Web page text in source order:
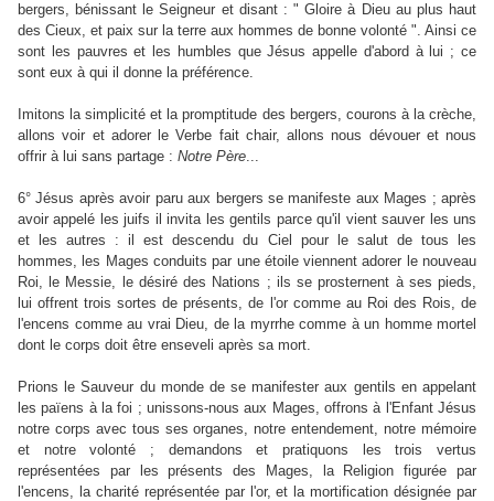
bergers, bénissant le Seigneur et disant : " Gloire à Dieu au plus haut
des Cieux, et paix sur la terre aux hommes de bonne volonté ". Ainsi ce
sont les pauvres et les humbles que Jésus appelle d'abord à lui ; ce
sont eux à qui il donne la préférence.
Imitons la simplicité et la promptitude des bergers, courons à la crèche,
allons voir et adorer le Verbe fait chair, allons nous dévouer et nous
offrir à lui sans partage : Notre Père...
6° Jésus après avoir paru aux bergers se manifeste aux Mages ; après
avoir appelé les juifs il invita les gentils parce qu'il vient sauver les uns
et les autres : il est descendu du Ciel pour le salut de tous les
hommes, les Mages conduits par une étoile viennent adorer le nouveau
Roi, le Messie, le désiré des Nations ; ils se prosternent à ses pieds,
lui offrent trois sortes de présents, de l'or comme au Roi des Rois, de
l'encens comme au vrai Dieu, de la myrrhe comme à un homme mortel
dont le corps doit être enseveli après sa mort.
Prions le Sauveur du monde de se manifester aux gentils en appelant
les païens à la foi ; unissons-nous aux Mages, offrons à l'Enfant Jésus
notre corps avec tous ses organes, notre entendement, notre mémoire
et notre volonté ; demandons et pratiquons les trois vertus
représentées par les présents des Mages, la Religion figurée par
l'encens, la charité représentée par l'or, et la mortification désignée par